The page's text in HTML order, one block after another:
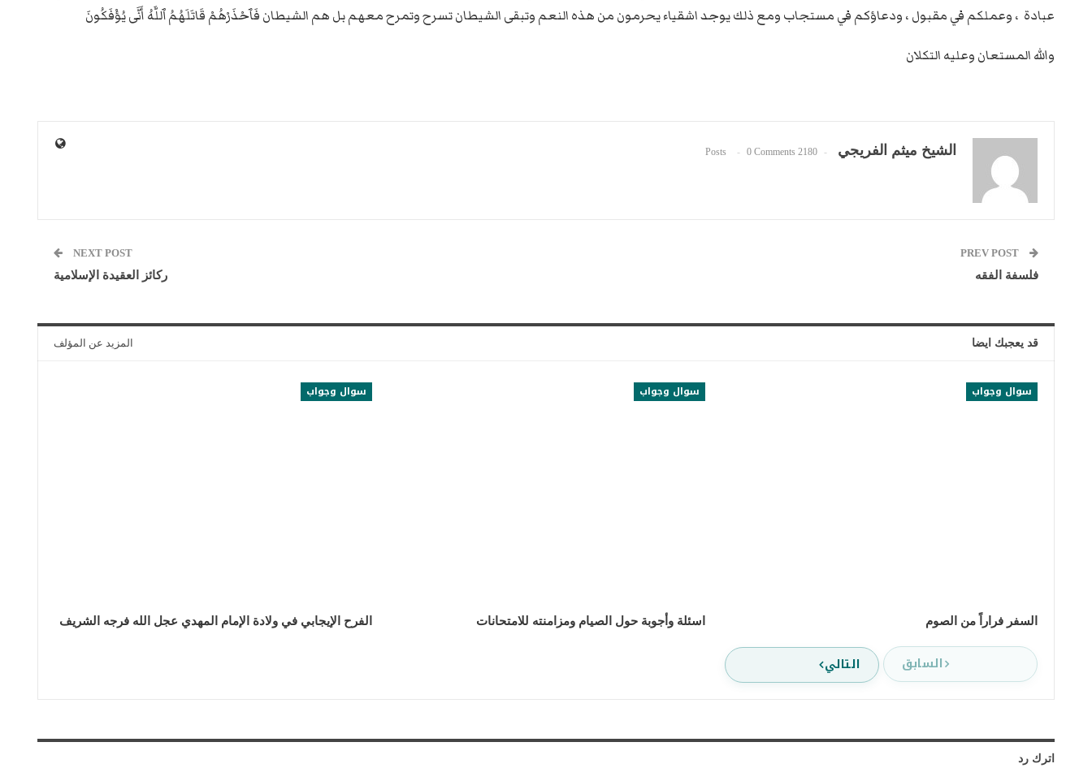
عبادة ، وعملكم في مقبول ، ودعاؤكم في مستجاب ومع ذلك يوجد اشقياء يحرمون من هذه النعم وتبقى الشيطان تسرح وتمرح معهم بل هم الشيطان فَٱحْذَرْهُمْ قَاتَلَهُمُ ٱللَّهُ أَنَّى يُؤْفَكُونَ
والله المستعان وعليه التكلان
الشيخ ميثم الفريجي 2180 Posts
0 Comments
فلسفة الفقه
NEXT POST
ركائز العقيدة الإسلامية
قد يعجبك ايضا المزيد عن المؤلف
سوال وجواب
السفر فراراً من الصوم
سوال وجواب
اسئلة وأجوبة حول الصيام ومزامنته للامتحانات
سوال وجواب
الفرح الإيجابي في ولادة الإمام المهدي عجل الله فرجه الشريف
السابق التالي
اترك رد